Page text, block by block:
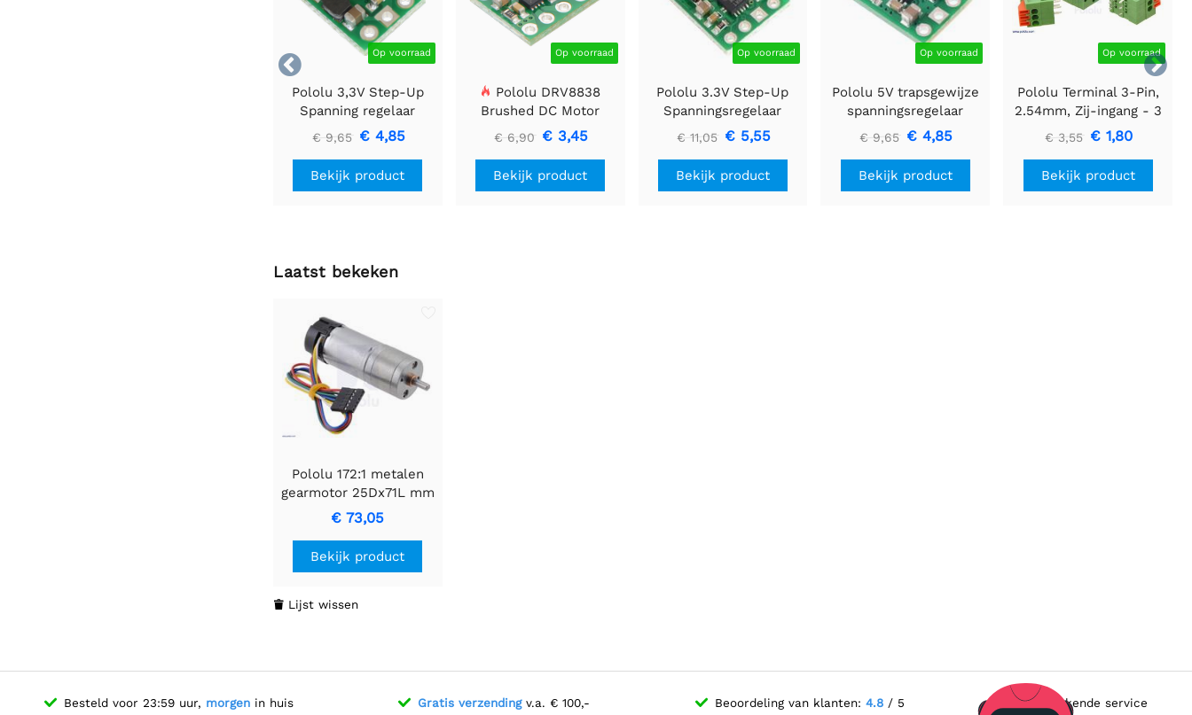

 Op voorraad
Pololu 3,3V Step-Up
Spanning regelaar
U1V10F3
€ 9,65 € 4,85
Bekijk product
Op voorraad
Pololu DRV8838
Brushed DC Motor
Driver
€ 6,90 € 3,45
Bekijk product
Op voorraad
Pololu 3.3V Step-Up
Spanningsregelaar
U1V11F3
€ 11,05 € 5,55
Bekijk product
Op voorraad
Pololu 5V trapsgewijze
spanningsregelaar
U3V16F5
€ 9,65 € 4,85
Bekijk product
Op voorraad
Pololu Terminal 3-Pin,
2.54mm, Zij-ingang - 3
stuks
€ 3,55 € 1,80
Bekijk product
Laatst bekeken
Pololu 172:1 metalen
gearmotor 25Dx71L mm
LP 6V met 48 CPR-
encoder
€ 73,05
Bekijk product
 Lijst wissen
Besteld voor 23:59 uur, morgen in huis Gratis verzendingv.a. € 100,- Beoordeling van klanten: 4.8/ 5 Uitstekende service